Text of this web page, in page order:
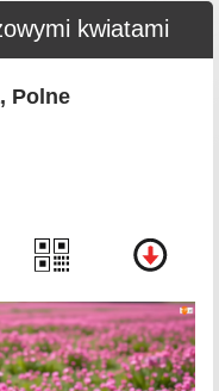
kwiatami
Polne